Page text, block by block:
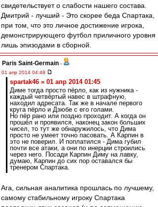
свидетельствует о слабости нашего состава.
Дмитрий - лучший - Это скорее беда Спартака,
при том, что это личное достижение игрока,
демонстрирующего футбол приличного уровня
лишь эпизодами в сборной.
Paris Saint-Germain -
01 апр 2014 04:48
spartak46 » 01 апр 2014 01:45
Диме тогда просто пёрло, как из нужника -
каждый четвёртый навес в штрафную,
находил адресата. Так же в начале первого
круга пёрло и Дзюбе с его голами.
Но пёр рано или поздно проходит. А когда он
прошёл и проявился, наконец закон больших
чисел, то тут же обнаружилось, что Дима
просто не умеет точно пасовать. А Карпин в
это не поверил. И поплатился - Дима губил
почти все атаки, а они по инерции строились
через него. Посади Карпин Диму на лавку,
думаю, Карпин до сих пор оставался бы
тренером Спартака.
Ага, сильная аналитика прошлась по лучшему,
самому стабильному игроку Спартака